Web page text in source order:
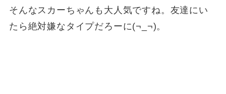
そんなスカーちゃんも大人気ですね。友達にい
たら絶対嫌なタイプだろーに(¬_¬)。